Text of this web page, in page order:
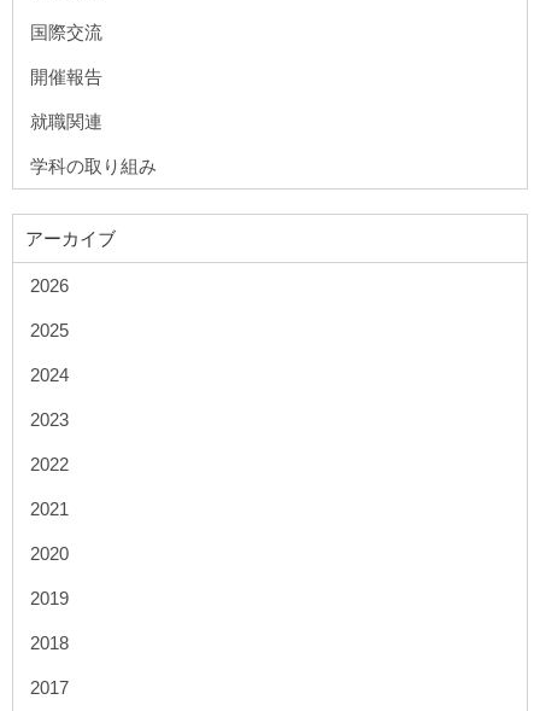
国際交流
開催報告
就職関連
学科の取り組み
アーカイブ
2026
2025
2024
2023
2022
2021
2020
2019
2018
2017